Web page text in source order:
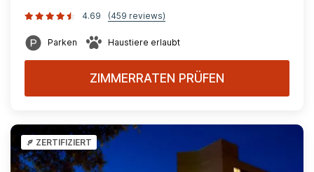
4.69 (459 reviews)
Parken Haustiere erlaubt
ZIMMERRATEN PRÜFEN
ZERTIFIZIERT